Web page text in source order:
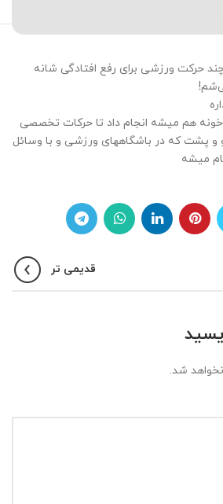
حرکت ورزشی برای رفع افتادگی شانه
هم میشه انجام داد تا حرکات تخصصی
و پشت که در باشگاههای ورزشی و با وسائل
میشه
قدیمی تر
شد.